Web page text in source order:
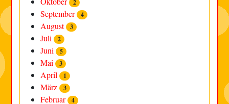
2
September 4
August 3
Juli 2
Juni 5
Mai 3
April 1
März 3
Februar 4